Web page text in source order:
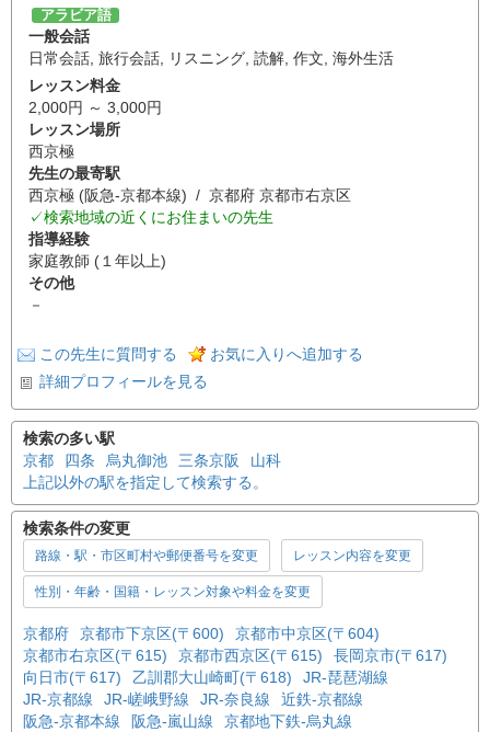
アラビア語
一般会話
日常会話 旅行会話 リスニング 読解 作文 海外生活
レッスン料金
2,000円 ～ 3,000円
レッスン場所
西京極
先生の最寄駅
西京極 (阪急-京都本線) / 京都府 京都市右京区
✓検索地域の近くにお住まいの先生
指導経験
家庭教師 (１年以上)
その他
－
この先生に質問する
お気に入りへ追加する
詳細プロフィールを見る
検索の多い駅
京都
四条 烏丸御池 三条京阪
山科
上記以外の駅を指定して検索する。
検索条件の変更
路線・駅・市区町村や郵便番号を変更 レッスン内容を変更
性別・年齢・国籍・レッスン対象や料金を変更
京都府 京都市下京区(〒600)
京都市中京区(〒604)
京都市右京区(〒615)
京都市西京区(〒615)
長岡京市(〒617)
向日市(〒617)
乙訓郡大山崎町(〒618)
JR-琵琶湖線
JR-京都線
JR-嵯峨野線 JR-奈良線
近鉄-京都線
阪急-京都本線
阪急-嵐山線
京都地下鉄-烏丸線